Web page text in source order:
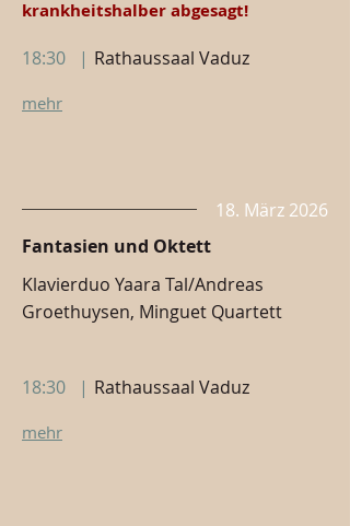
krankheitshalber abgesagt!
18:30 | Rathaussaal Vaduz
mehr
18. März 2026
Fantasien und Oktett
Klavierduo Yaara Tal/Andreas
Groethuysen, Minguet Quartett
18:30 | Rathaussaal Vaduz
mehr